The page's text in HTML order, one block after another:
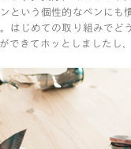
という個性的なペンにも
はじめての取り組みでど
できてホッとしましたし